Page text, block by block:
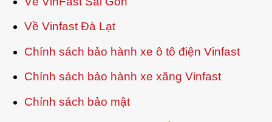
Về Vinfast Đà Lạt
Chính sách bảo hành xe ô tô điện Vinfast
Chính sách bảo hành xe xăng Vinfast
Chính sách bảo mật